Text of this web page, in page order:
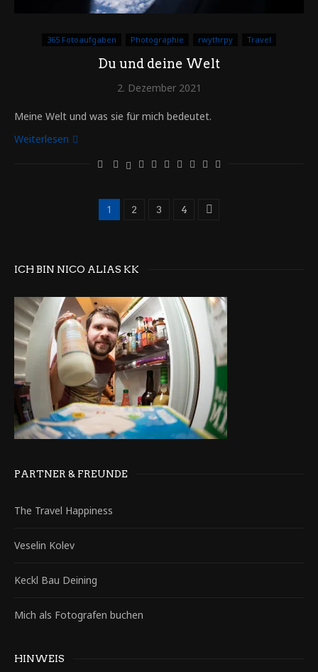
365 Fotoaufgaben Photographie rwythrpy Travel
Du und deine Welt
2. Dezember 2021
Meine Welt und was sie für mich bedeutet.
Weiterlesen
1 2 3 4
ICH BIN NICO ALIAS KK
PARTNER & FREUNDE
The Travel Happiness
Veselin Kolev
Keckl Bau Deining
Mich als Fotografen buchen
HINWEIS